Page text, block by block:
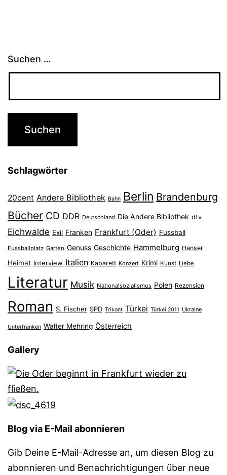
Suchen …
Schlagwörter
20cent Andere Bibliothek Bahn Berlin Brandenburg
Bücher CD DDR Deutschland Die Andere Bibliothek dtv
Eichwalde Exil Franken Frankfurt (Oder) Fussball
Fussballplatz Garten Genuss Geschichte Hammelburg Hanser
Heimat Interview Italien Kabarett Konzert Krimi Kunst Liebe
Literatur Musik Nationalsozialismus Polen Rezension
Roman S. Fischer SPD Trikont Türkei Türkei 2011 Ukraine
Unterfranken Walter Mehring Österreich
Gallery
Blog via E-Mail abonnieren
Gib Deine E-Mail-Adresse an, um diesen Blog zu
abonnieren und Benachrichtigungen über neue